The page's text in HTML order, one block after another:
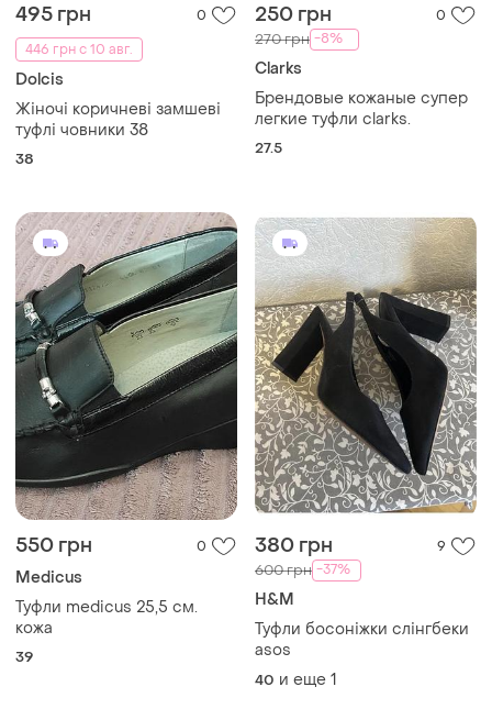
495 грн
0
446 грн с 10 авг.
Dolcis
Жіночі коричневі замшеві
туфлі човники 38
38
250 грн 0
270 грн -8%
Clarks
Брендовые кожаные супер
легкие туфли clarks.
27.5
550 грн 0
Medicus
Туфли medicus 25,5 см.
кожа
39
380 грн 9
600 грн -37%
H&M
Туфли босоніжки слінгбеки
asos
40 и еще 1